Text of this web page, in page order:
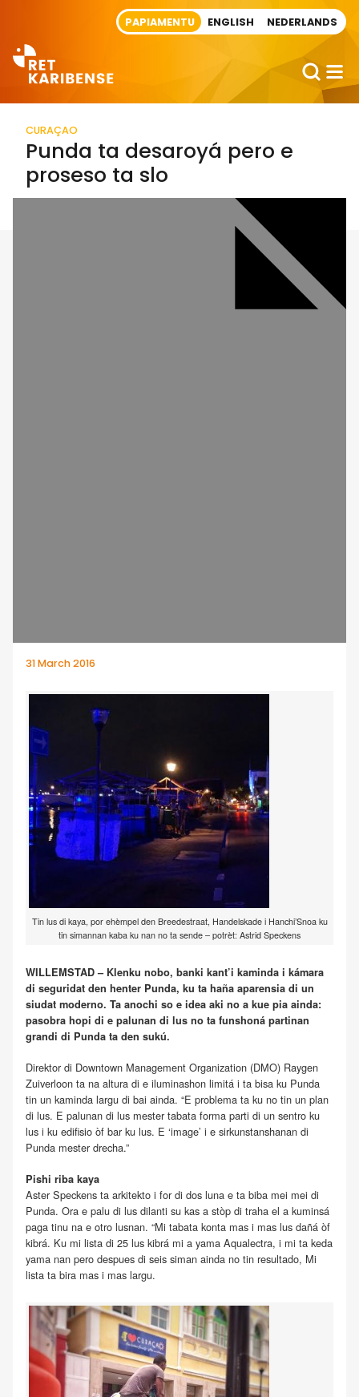
PAPIAMENTU ENGLISH NEDERLANDS
CURAÇAO
Punda ta desaroyá pero e
proseso ta slo
31 March 2016
Tin lus di kaya, por ehèmpel den Breedestraat, Handelskade i Hanchi’Snoa ku
tin simannan kaba ku nan no ta sende – potrèt: Astrid Speckens
WILLEMSTAD – Klenku nobo, banki kant’i kaminda i kámara
di seguridat den henter Punda, ku ta haña aparensia di un
siudat moderno. Ta anochi so e idea aki no a kue pia ainda:
pasobra hopi di e palunan di lus no ta funshoná partinan
grandi di Punda ta den sukú.
Direktor di Downtown Management Organization (DMO) Raygen
Zuiverloon ta na altura di e iluminashon limitá i ta bisa ku Punda
tin un kaminda largu di bai ainda. “E problema ta ku no tin un plan
di lus. E palunan di lus mester tabata forma parti di un sentro ku
lus i ku edifisio òf bar ku lus. E ‘image’ i e sirkunstanshanan di
Punda mester drecha.”
Pishi riba kaya
Aster Speckens ta arkitekto i for di dos luna e ta biba mei mei di
Punda. Ora e palu di lus dilanti su kas a stòp di traha el a kuminsá
paga tinu na e otro lusnan. “Mi tabata konta mas i mas lus dañá òf
kibrá. Ku mi lista di 25 lus kibrá mi a yama Aqualectra, i mi ta keda
yama nan pero despues di seis siman ainda no tin resultado, Mi
lista ta bira mas i mas largu.